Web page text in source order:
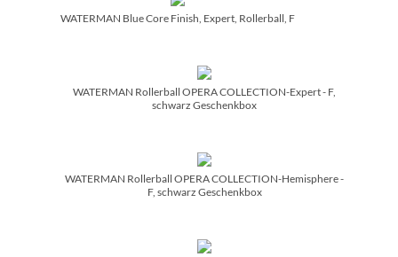
WATERMAN Blue Core Finish, Expert, Rollerball, F
WATERMAN Rollerball OPERA COLLECTION-Expert - F,
schwarz Geschenkbox
WATERMAN Rollerball OPERA COLLECTION-Hemisphere -
F, schwarz Geschenkbox